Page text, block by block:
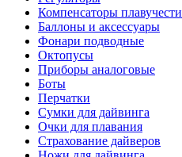
Компенсаторы плавучести
Баллоны и аксессуары
Фонари подводные
Октопусы
Приборы аналоговые
Боты
Перчатки
Сумки для дайвинга
Очки для плавания
Страхование дайверов